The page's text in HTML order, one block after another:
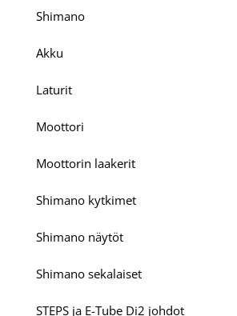
Shimano
Akku
Laturit
Moottori
Moottorin laakerit
Shimano kytkimet
Shimano näytöt
Shimano sekalaiset
STEPS ja E-Tube Di2 johdot